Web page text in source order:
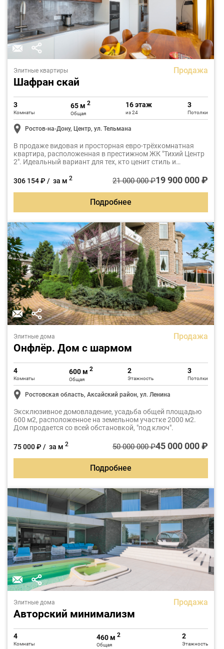
Элитные квартиры Продажа
Шафран скай
3
Комнаты
65 м 2
Общая
16 этаж
из 24
3
Потолки
Ростов-на-Дону, Центр, ул. Тельмана
В продаже видовая и просторная евро-трёхкомнатная
квартира, расположенная в престижном ЖК "Тихий Центр
2". Идеальный вариант для тех, кто ценит стиль и
306 154 ₽ / за м 2 21 000 000 ₽19 900 000 ₽
Подробнее
Элитные дома Продажа
Онфлёр. Дом с шармом
4
Комнаты
600 м2
Общая
2
Этажность
3
Потолки
Ростовская область, Аксайский район, ул. Ленина
Эксклюзивное домовладение, усадьба общей площадью
600 м2, расположенное на земельном участке 2000 м2.
Дом продается со всей обстановкой, "под ключ".
75 000 ₽ / за м 2 50 000 000 ₽45 000 000 ₽
Подробнее
Элитные дома Продажа
Авторский минимализм
4
Комнаты
460 м 2
Общая
2
Этажность